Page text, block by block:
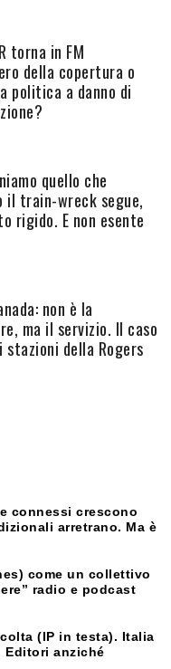
torna in FM
della copertura o
politica a danno di
quello che
il train-wreck segue,
rigido. E non esente
non è la
ma il servizio. Il caso
stazioni della Rogers
connessi crescono
arretrano. Ma è
come un collettivo
radio e podcast
(IP in testa). Italia
Editori anziché